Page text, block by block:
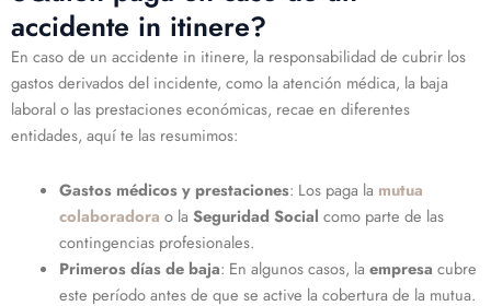
accidente in itinere?
En caso de un accidente in itinere, la responsabilidad de cubrir los
gastos derivados del incidente, como la atención médica, la baja
laboral o las prestaciones económicas, recae en diferentes
entidades, aquí te las resumimos:
Gastos médicos y prestaciones: Los paga la mutua
colaboradora o la Seguridad Social como parte de las
contingencias profesionales.
Primeros días de baja: En algunos casos, la empresa cubre
este período antes de que se active la cobertura de la mutua.